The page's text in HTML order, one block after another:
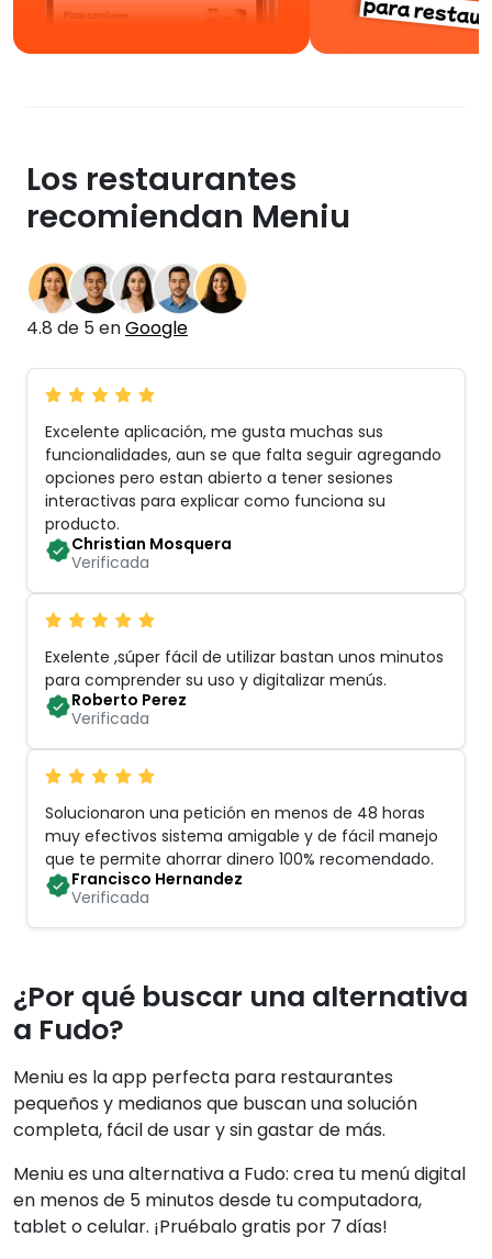
Los restaurantes
recomiendan Meniu
4.8 de 5 enGoogle
Excelente aplicación, me gusta muchas sus
funcionalidades, aun se que falta seguir agregando
opciones pero estan abierto a tener sesiones
interactivas para explicar como funciona su
producto.
Christian Mosquera
Verificada
Exelente ,súper fácil de utilizar bastan unos minutos
para comprender su uso y digitalizar menús.
Roberto Perez
Verificada
Solucionaron una petición en menos de 48 horas
muy efectivos sistema amigable y de fácil manejo
que te permite ahorrar dinero 100% recomendado.
Francisco Hernandez
Verificada
¿Por qué buscar una alternativa
a Fudo?
Meniu es la app perfecta para restaurantes
pequeños y medianos que buscan una solución
completa, fácil de usar y sin gastar de más.
Meniu es una alternativa a Fudo: crea tu menú digital
en menos de 5 minutos desde tu computadora,
tablet o celular. ¡Pruébalo gratis por 7 días!